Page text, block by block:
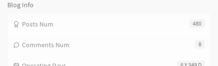
Blog Info
480
Posts Num
8
Comments Num